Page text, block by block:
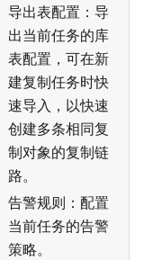
导出表配置：导
出当前任务的库
表配置，可在新
建复制任务时快
速导入，以快速
创建多条相同复
制对象的复制链
路。
告警规则：配置
当前任务的告警
策略。